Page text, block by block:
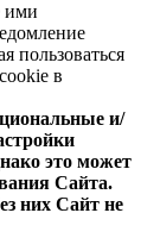
ими
пользоваться
в
и/
это может
Сайта.
них Сайт не